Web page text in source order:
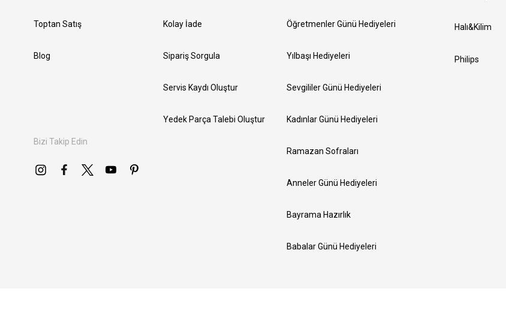
Toptan Satış
Blog
Bizi Takip Edin
Kolay İade
Sipariş Sorgula
Servis Kaydı Oluştur
Yedek Parça Talebi Oluştur
Öğretmenler Günü Hediyeleri
Yılbaşı Hediyeleri
Sevgililer Günü Hediyeleri
Kadınlar Günü Hediyeleri
Ramazan Sofraları
Anneler Günü Hediyeleri
Bayrama Hazırlık
Babalar Günü Hediyeleri
Halı&Kilim
Philips